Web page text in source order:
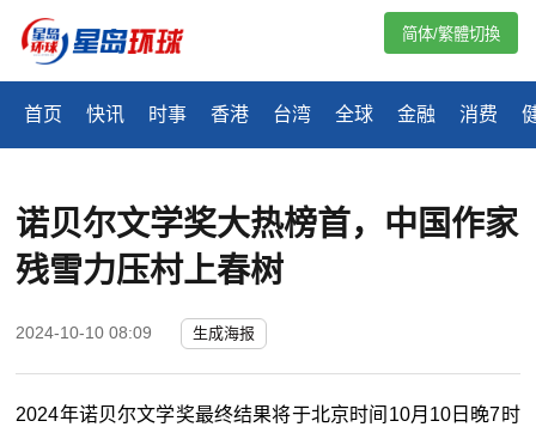
首页 快讯 时事 香港 台湾 全球 金融 消费
简体/繁體切換
诺贝尔文学奖大热榜首，中国作家
残雪力压村上春树
2024-10-10 08:09 生成海报
2024年诺贝尔文学奖最终结果将于北京时间10月10日晚7时